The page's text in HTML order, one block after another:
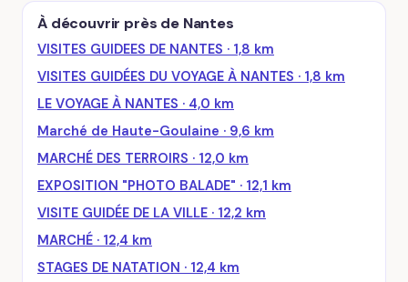
À découvrir près de Nantes
VISITES GUIDEES DE NANTES · 1,8 km
VISITES GUIDÉES DU VOYAGE À NANTES · 1,8 km
LE VOYAGE À NANTES · 4,0 km
Marché de Haute-Goulaine · 9,6 km
MARCHÉ DES TERROIRS · 12,0 km
EXPOSITION "PHOTO BALADE" · 12,1 km
VISITE GUIDÉE DE LA VILLE · 12,2 km
MARCHÉ · 12,4 km
STAGES DE NATATION · 12,4 km